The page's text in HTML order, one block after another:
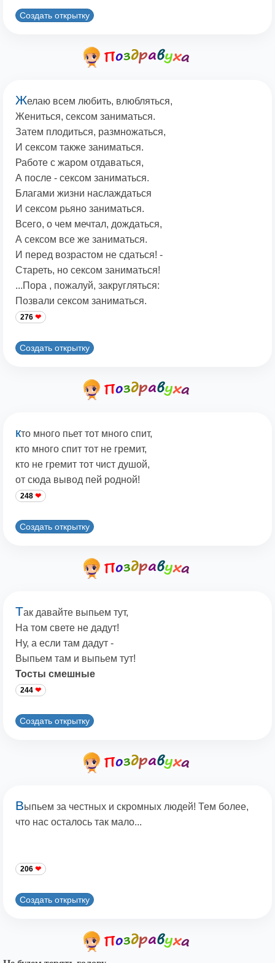
Создать открытку
Желаю всем любить, влюбляться,
Жениться, сексом заниматься.
Затем плодиться, размножаться,
И сексом также заниматься.
Работе с жаром отдаваться,
А после - сексом заниматься.
Благами жизни наслаждаться
И сексом рьяно заниматься.
Всего, о чем мечтал, дождаться,
А сексом все же заниматься.
И перед возрастом не сдаться! -
Стареть, но сексом заниматься!
...Пора , пожалуй, закругляться:
Позвали сексом заниматься.
276
Создать открытку
кто много пьет тот много спит,
кто много спит тот не гремит,
кто не гремит тот чист душой,
от сюда вывод пей родной!
248
Создать открытку
Так давайте выпьем тут,
На том свете не дадут!
Ну, а если там дадут -
Выпьем там и выпьем тут!
Тосты смешные
244
Создать открытку
Выпьем за честных и скромных людей! Тем более,
что нас осталось так мало...
206
Создать открытку